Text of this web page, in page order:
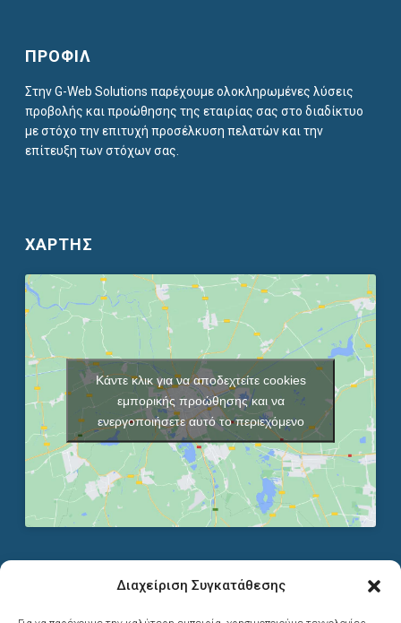
Διαχείριση Συγκατάθεσης
ΠΡΟΦΙΛ
Στην G-Web Solutions παρέχουμε ολοκληρωμένες λύσεις
προβολής και προώθησης της εταιρίας σας στο διαδίκτυο
με στόχο την επιτυχή προσέλκυση πελατών και την
επίτευξη των στόχων σας.
ΧΑΡΤΗΣ
Κάντε κλικ για να αποδεχτείτε cookies
εμπορικής προώθησης και να
ενεργοποιήσετε αυτό το περιεχόμενο